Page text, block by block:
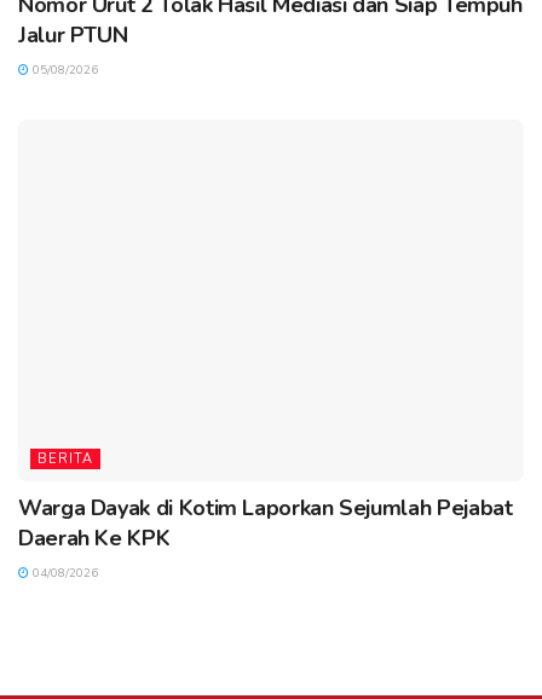
Jalur PTUN
05/08/2026
BERITA
Warga Dayak di Kotim Laporkan Sejumlah Pejabat
Daerah Ke KPK
04/08/2026